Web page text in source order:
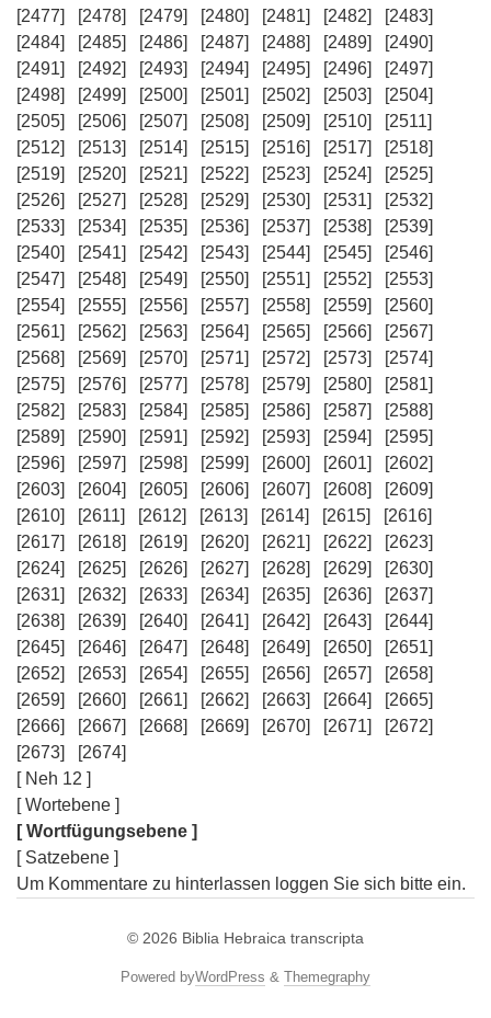
[2477]
[2478] [2479] [2480] [2481] [2482]
[2483]
[2484]
[2485] [2486] [2487] [2488] [2489]
[2490]
[2491]
[2492] [2493] [2494] [2495] [2496]
[2497]
[2498]
[2499] [2500] [2501] [2502] [2503]
[2504]
[2505]
[2506] [2507] [2508] [2509] [2510]
[2511]
[2512]
[2513] [2514] [2515] [2516] [2517]
[2518]
[2519]
[2520] [2521] [2522] [2523] [2524]
[2525]
[2526]
[2527] [2528] [2529] [2530] [2531]
[2532]
[2533]
[2534] [2535] [2536] [2537] [2538]
[2539]
[2540]
[2541] [2542] [2543] [2544] [2545]
[2546]
[2547]
[2548] [2549] [2550] [2551] [2552]
[2553]
[2554]
[2555] [2556] [2557] [2558] [2559]
[2560]
[2561]
[2562] [2563] [2564] [2565] [2566]
[2567]
[2568]
[2569] [2570] [2571] [2572] [2573]
[2574]
[2575]
[2576] [2577] [2578] [2579] [2580]
[2581]
[2582]
[2583] [2584] [2585] [2586] [2587]
[2588]
[2589]
[2590] [2591] [2592] [2593] [2594]
[2595]
[2596]
[2597] [2598] [2599] [2600] [2601]
[2602]
[2603]
[2604] [2605] [2606] [2607] [2608]
[2609]
[2610]
[2611] [2612] [2613] [2614] [2615]
[2616]
[2617]
[2618] [2619] [2620] [2621] [2622]
[2623]
[2624]
[2625] [2626] [2627] [2628] [2629]
[2630]
[2631]
[2632] [2633] [2634] [2635] [2636]
[2637]
[2638]
[2639] [2640] [2641] [2642] [2643]
[2644]
[2645]
[2646] [2647] [2648] [2649] [2650]
[2651]
[2652]
[2653] [2654] [2655] [2656] [2657]
[2658]
[2659]
[2660] [2661] [2662] [2663] [2664]
[2665]
[2666]
[2667] [2668] [2669] [2670] [2671]
[2672]
[2673]
[2674]
[ Neh 12 ]
[ Wortebene ]
[ Wortfügungsebene ]
[ Satzebene ]
Um Kommentare zu hinterlassen loggen Sie sich bitte ein.
© 2026 Biblia Hebraica transcripta
Powered byWordPress & Themegraphy